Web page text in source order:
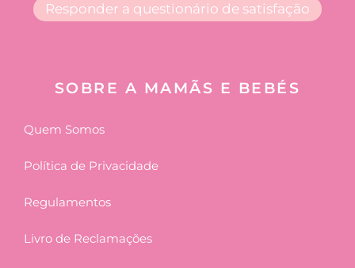
Responder a questionário de satisfação
SOBRE A MAMÃS E BEBÉS
Quem Somos
Política de Privacidade
Regulamentos
Livro de Reclamações